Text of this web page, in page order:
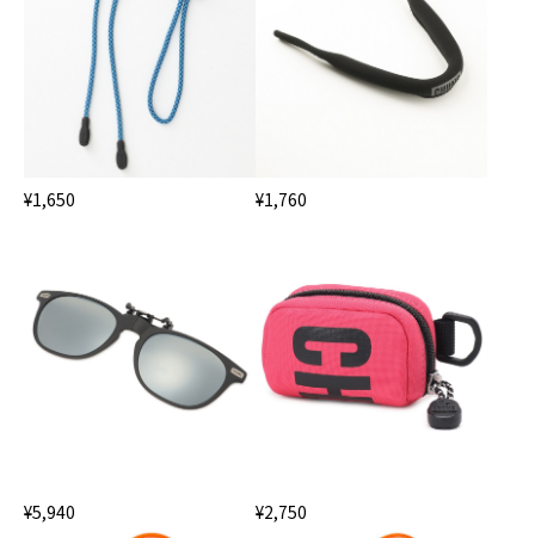
¥1,650 ¥1,760
¥5,940 ¥2,750